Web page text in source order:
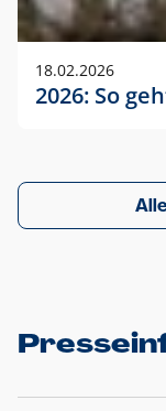
18.02.2026
2026: So